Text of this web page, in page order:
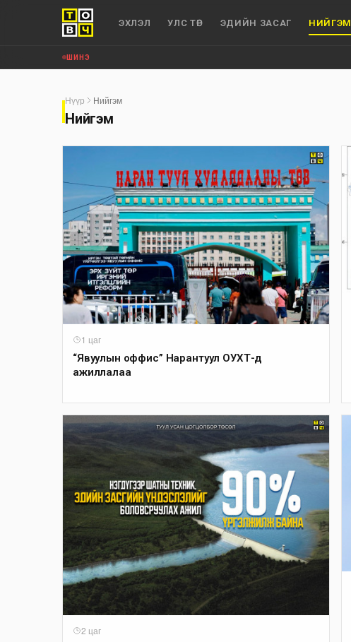
ЭХЛЭЛ УЛС ТӨР ЭДИЙН ЗАСАГ НИЙГЭМ
ШИНЭ
Нүүр Нийгэм
Нийгэм
1 цаг
“Явуулын оффис” Нарантуул ОУХТ-д
ажиллалаа
2 цаг